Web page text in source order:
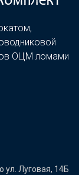
ОЦМ ломами
ул. Луговая, 14Б